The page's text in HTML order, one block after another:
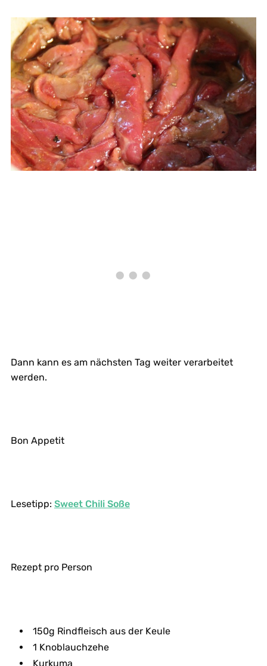
Dann kann es am nächsten Tag weiter verarbeitet
werden.
Bon Appetit
Lesetipp: Sweet Chili Soße
Rezept pro Person
150g Rindfleisch aus der Keule
1 Knoblauchzehe
Kurkuma